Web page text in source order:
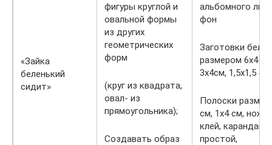
«Зайка
беленький
сидит»
фигуры круглой и
овальной формы
из других
геометрических
форм
(круг из квадрата,
овал- из
прямоугольника);
Создавать образ
альбомного
фон
Заготовки
размером 6х4
3х4см, 1,5х1,5 см
Полоски
см, 1х4 см,
клей, карандаш
простой,